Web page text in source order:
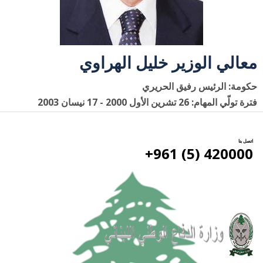
معالي الوزير خليل الهراوي
حكومة: الرئيس رفيق الحريري
فترة تولّي المهام: 26 تشرين الأول 2000 - 17 نيسان 2003
اتصل بنا
420000 (5) 961+